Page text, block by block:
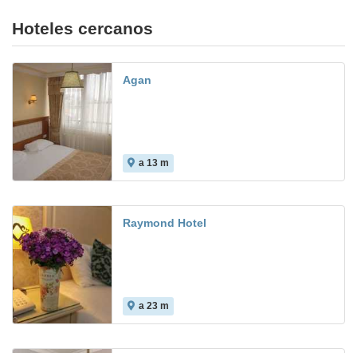
Hoteles cercanos
Agan
a 13 m
Raymond Hotel
a 23 m